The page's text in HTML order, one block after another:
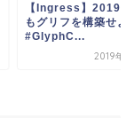
【Ingress】2019年
もグリフを構築せよ
#GlyphC...
2019年9